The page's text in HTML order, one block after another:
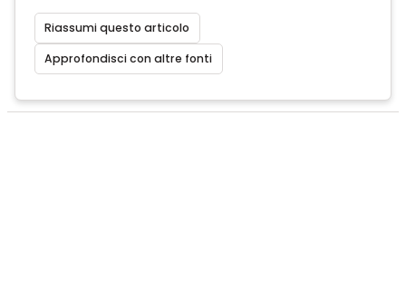
Riassumi questo articolo
Approfondisci con altre fonti